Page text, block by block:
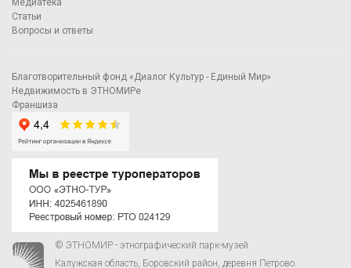
Медиатека
Статьи
Вопросы и ответы
Благотворительный фонд «Диалог Культур - Единый Мир»
Недвижимость в ЭТНОМИРе
Франшиза
© ЭТНОМИР - этнографический парк-музей
Калужская область, Боровский район, деревня Петрово.